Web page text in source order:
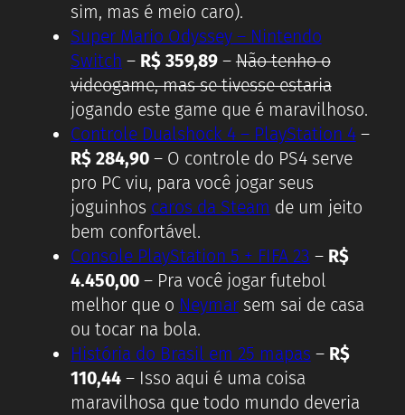
sim, mas é meio caro).
Super Mario Odyssey – Nintendo
Switch – R$ 359,89–Não tenho o
videogame, mas se tivesse estaria
jogando este game que é maravilhoso.
Controle Dualshock 4 – PlayStation 4–
R$ 284,90– O controle do PS4 serve
pro PC viu, para você jogar seus
joguinhos caros da Steam de um jeito
bem confortável.
Console PlayStation 5 + FIFA 23 – R$
4.450,00– Pra você jogar futebol
melhor que o Neymarsem sai de casa
ou tocar na bola.
História do Brasil em 25 mapas – R$
110,44– Isso aqui é uma coisa
maravilhosa que todo mundo deveria